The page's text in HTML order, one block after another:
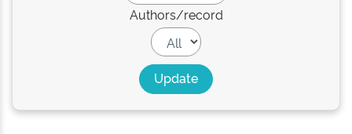
Authors/record